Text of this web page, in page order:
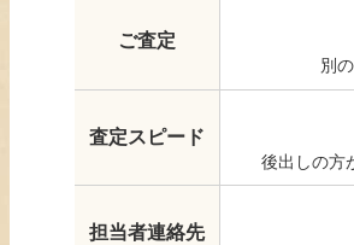
ご査定
別
査定スピード
後出しの方
担当者連絡先